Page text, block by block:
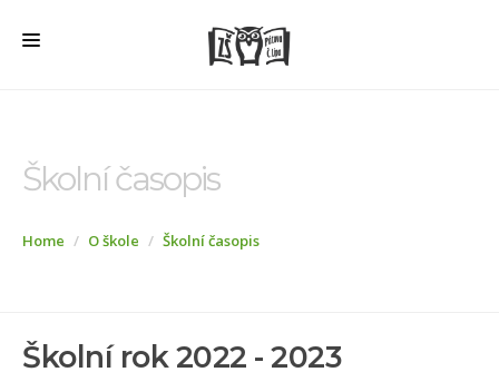
ŠD + ŠK
Školní časopis
Home O škole Školní časopis
Školní rok 2022 - 2023